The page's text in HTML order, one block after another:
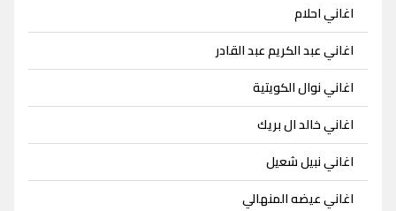
اغاني احلام
اغاني عبد الكريم عبد القادر
اغاني نوال الكويتية
اغاني خالد ال بريك
اغاني نبيل شعيل
اغاني عيضه المنهالي